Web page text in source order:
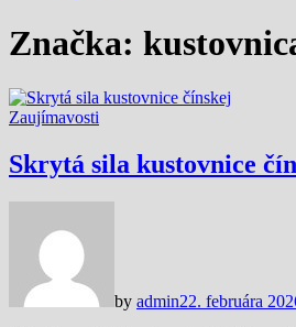
Značka:
Zaujímavosti
Skrytá sila kustovnice
by admin22. februára